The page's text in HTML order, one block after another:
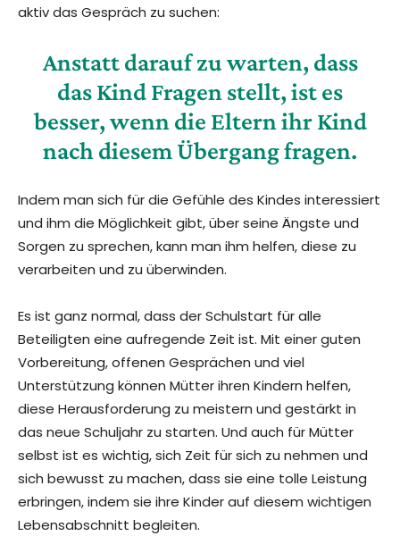
aktiv das Gespräch zu suchen:
Anstatt darauf zu warten, dass
das Kind Fragen stellt, ist es
besser, wenn die Eltern ihr Kind
nach diesem Übergang fragen.
Indem man sich für die Gefühle des Kindes interessiert
und ihm die Möglichkeit gibt, über seine Ängste und
Sorgen zu sprechen, kann man ihm helfen, diese zu
verarbeiten und zu überwinden.
Es ist ganz normal, dass der Schulstart für alle
Beteiligten eine aufregende Zeit ist. Mit einer guten
Vorbereitung, offenen Gesprächen und viel
Unterstützung können Mütter ihren Kindern helfen,
diese Herausforderung zu meistern und gestärkt in
das neue Schuljahr zu starten. Und auch für Mütter
selbst ist es wichtig, sich Zeit für sich zu nehmen und
sich bewusst zu machen, dass sie eine tolle Leistung
erbringen, indem sie ihre Kinder auf diesem wichtigen
Lebensabschnitt begleiten.